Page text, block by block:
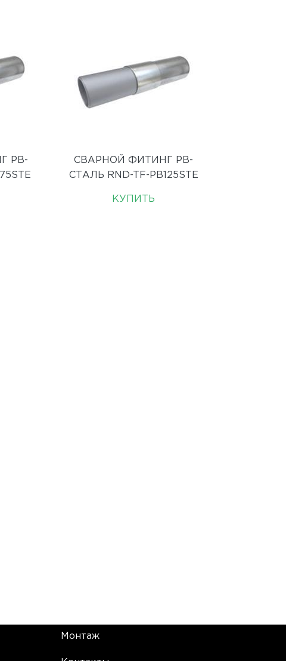
PB-
СВАРНОЙ ФИТИНГ PB-
СТАЛЬ RND-TF-PB125STE
КУПИТЬ
Монтаж